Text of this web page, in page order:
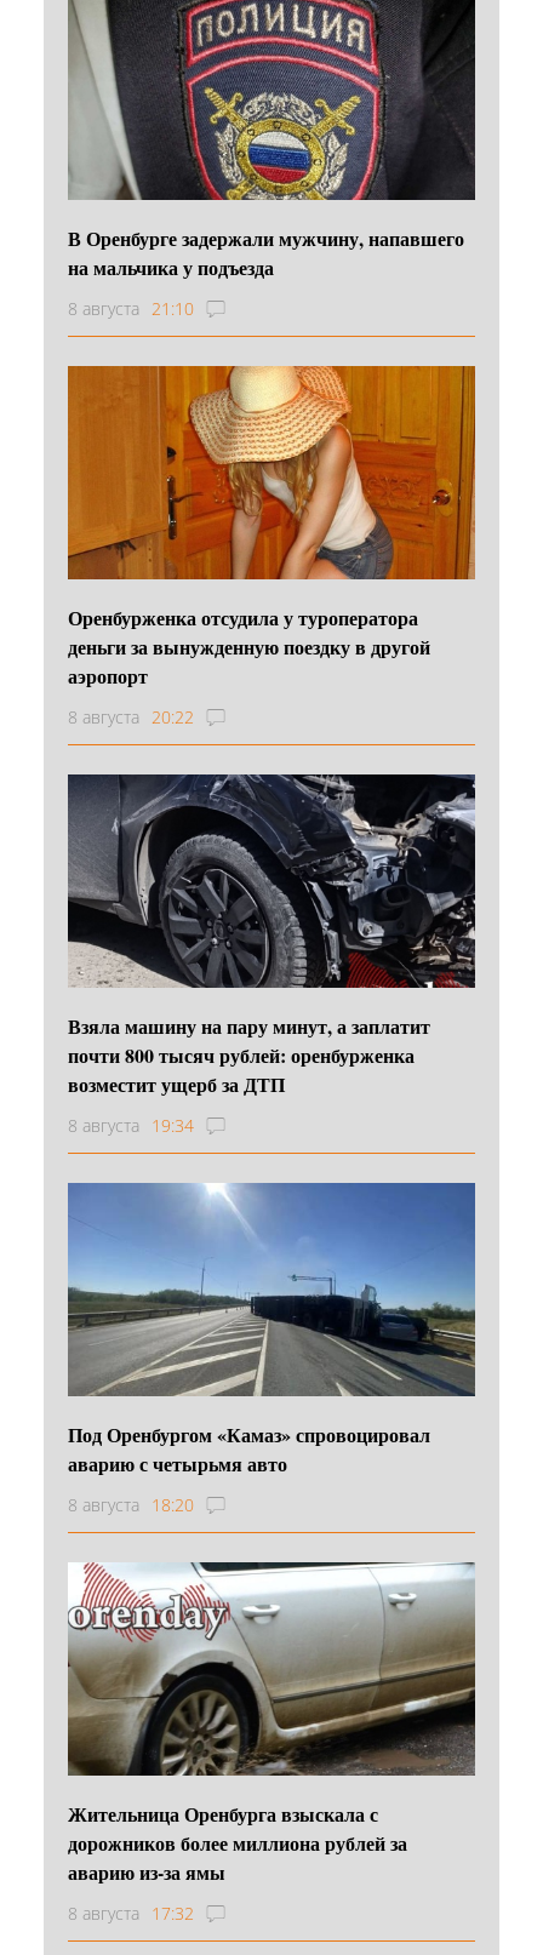
В Оренбурге задержали мужчину, напавшего
на мальчика у подъезда
8 августа 21:10
Оренбурженка отсудила у туроператора
деньги за вынужденную поездку в другой
аэропорт
8 августа 20:22
Взяла машину на пару минут, а заплатит
почти 800 тысяч рублей: оренбурженка
возместит ущерб за ДТП
8 августа 19:34
Под Оренбургом «Камаз» спровоцировал
аварию с четырьмя авто
8 августа 18:20
Жительница Оренбурга взыскала с
дорожников более миллиона рублей за
аварию из-за ямы
8 августа 17:32